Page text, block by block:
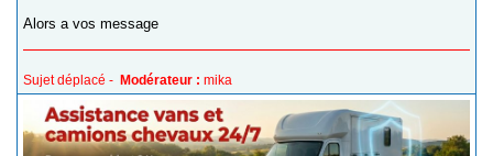
Alors a vos message
Sujet déplacé - Modérateur : mika